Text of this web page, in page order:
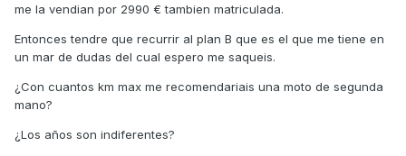
me la vendian por 2990 € tambien matriculada.
Entonces tendre que recurrir al plan B que es el que me tiene en
un mar de dudas del cual espero me saqueis.
¿Con cuantos km max me recomendariais una moto de segunda
mano?
¿Los años son indiferentes?